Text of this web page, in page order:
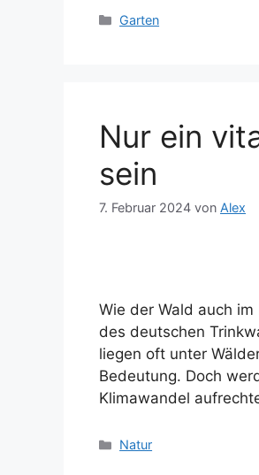
Kategorien
Garten
Nur ein
sein
7. Februar 2024 von Alex
Wie der Wald auch
des deutschen
liegen oft unter
Bedeutung. Doch
Klimawandel
Kategorien
Natur